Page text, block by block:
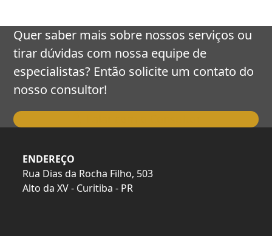
carousel
navigation
buttons
Quer saber mais sobre nossos serviços ou
tirar dúvidas com nossa equipe de
especialistas? Então solicite um contato do
nosso consultor!
ENDEREÇO
Rua Dias da Rocha Filho, 503
Alto da XV - Curitiba - PR